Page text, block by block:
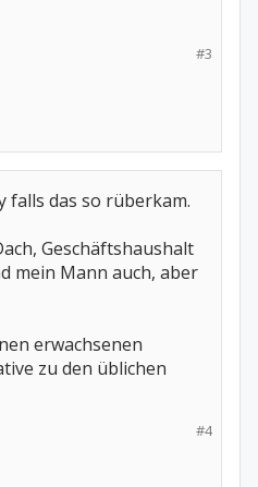
#3
falls das so rüberkam.
Geschäftshaushalt
mein Mann auch, aber
erwachsenen
zu den üblichen
#4